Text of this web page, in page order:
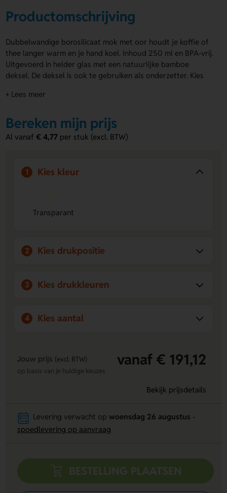
Productomschrijving
Dubbelwandige borosilicaat mok met oor houdt je koffie of
thee langer warm en je hand koel. Inhoud 250 ml en BPA-vrij.
Uitgevoerd in helder glas met een natuurlijke bamboe
deksel. De deksel is ook te gebruiken als onderzetter. Kies
personalisatie op het glas. Geleverd in geschenkdoosje.
Voordelen van de dubbelwandige
borosilicaat mok met oor
je hand koel blijft.
Deksel als onderzetter
doming op de deksel voor opvallende branding.
+ Lees meer
Bereken mijn prijs
Al vanaf€ 4,77 per stuk (excl. BTW)
1 Kies kleur
Transparant
2 Kies drukpositie
3 Kies drukkleuren
4 Kies aantal
Jouw prijs (excl. BTW) vanaf € 191,12
op basis van je huidige keuzes
Bekijk prijsdetails
Levering verwacht op woensdag 26 augustus
spoedlevering op aanvraag
BESTELLING PLAATSEN